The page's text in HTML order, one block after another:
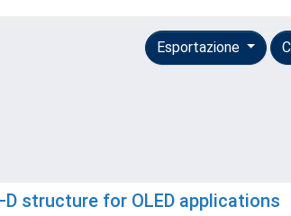
Esportazione
structure for OLED applications